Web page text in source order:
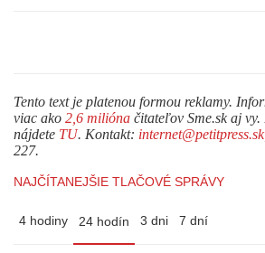
Tento text je platenou formou reklamy.
viac ako 2,6 milióna čitateľov Sme.sk aj
nájdete TU. Kontakt: internet@petitpress.sk
227.
NAJČÍTANEJŠIE TLAČOVÉ SPRÁVY
4 hodiny 24 hodín 3 dni 7 dní